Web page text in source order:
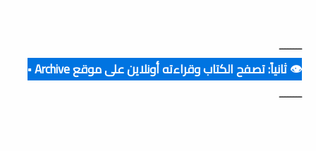
ــــــــ
👁️ ثانياً: تصفح الكتاب وقراءته أونلاين على موقع Archive ▪️
ــــــــ